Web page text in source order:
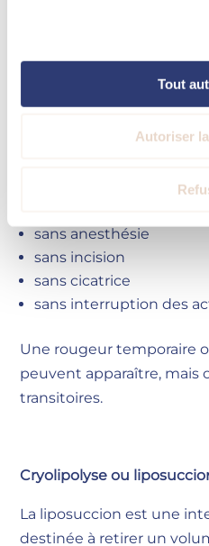
Tout
Autoriser
Durant les premières
froid intense apparaît.
suivie d’un
séance confortable pour
sans anesthésie
sans incision
sans cicatrice
sans interruption des
Une rougeur temporaire
peuvent apparaître, mais
transitoires.
Cryolipolyse ou
La liposuccion est une
destinée à retirer un